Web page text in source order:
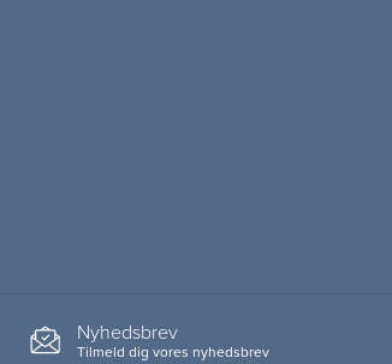
Nyhedsbrev
Tilmeld dig vores nyhedsbrev